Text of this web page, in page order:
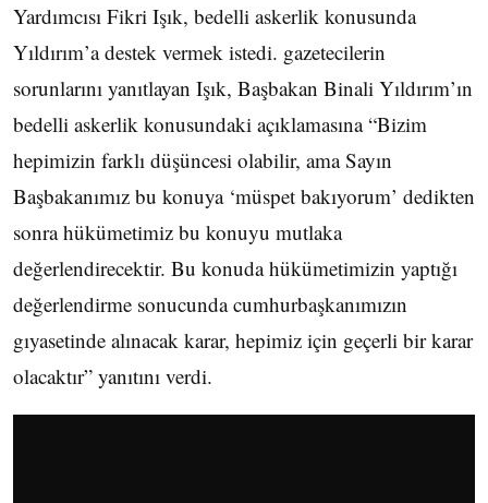
Yardımcısı Fikri Işık, bedelli askerlik konusunda
Yıldırım’a destek vermek istedi. gazetecilerin
sorunlarını yanıtlayan Işık, Başbakan Binali Yıldırım’ın
bedelli askerlik konusundaki açıklamasına “Bizim
hepimizin farklı düşüncesi olabilir, ama Sayın
Başbakanımız bu konuya ‘müspet bakıyorum’ dedikten
sonra hükümetimiz bu konuyu mutlaka
değerlendirecektir. Bu konuda hükümetimizin yaptığı
değerlendirme sonucunda cumhurbaşkanımızın
gıyasetinde alınacak karar, hepimiz için geçerli bir karar
olacaktır” yanıtını verdi.